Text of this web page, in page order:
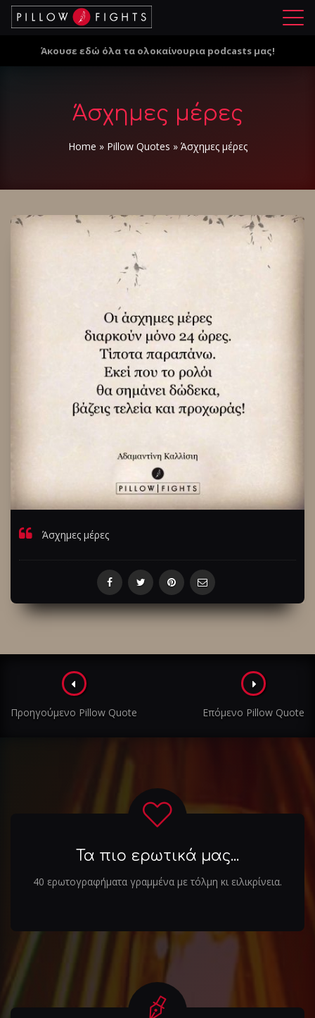
Μ
ο
Άκουσε εδώ όλα τα ολοκαίνουρια podcasts μας!
Άσχημες μέρες
Home » Pillow Quotes » Άσχημες μέρες
Άσχημες μέρες
Πλοήγηση
στα
άρθρα
Προηγούμενο Pillow Quote Επόμενο Pillow Quote
Τα πιο ερωτικά μας...
40 ερωτογραφήματα γραμμένα με τόλμη κι ειλικρίνεια.